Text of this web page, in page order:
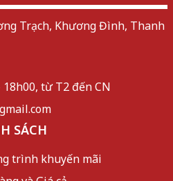
Trạch, Khương Đình, Thanh
từ T2 đến CN
SÁCH
trình khuyến mãi